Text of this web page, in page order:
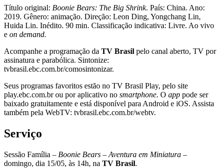
Título original: Boonie Bears: The Big Shrink. País: China. Ano:
2019. Gênero: animação. Direção: Leon Ding, Yongchang Lin,
Huida Lin. Inédito. 90 min. Classificação indicativa: Livre. Ao vivo
e on demand.
Acompanhe a programação da TV Brasil pelo canal aberto, TV por
assinatura e parabólica. Sintonize:
tvbrasil.ebc.com.br/comosintonizar.
Seus programas favoritos estão no TV Brasil Play, pelo site
play.ebc.com.br ou por aplicativo no smartphone. O app pode ser
baixado gratuitamente e está disponível para Android e iOS. Assista
também pela WebTV: tvbrasil.ebc.com.br/webtv.
Serviço
Sessão Família – Boonie Bears – Aventura em Miniatura –
domingo, dia 15/05, às 14h, na TV Brasil.